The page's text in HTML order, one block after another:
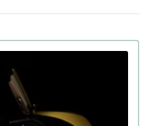
на продажу
цена и время полета
интеллект
Siri за $1 млрд в